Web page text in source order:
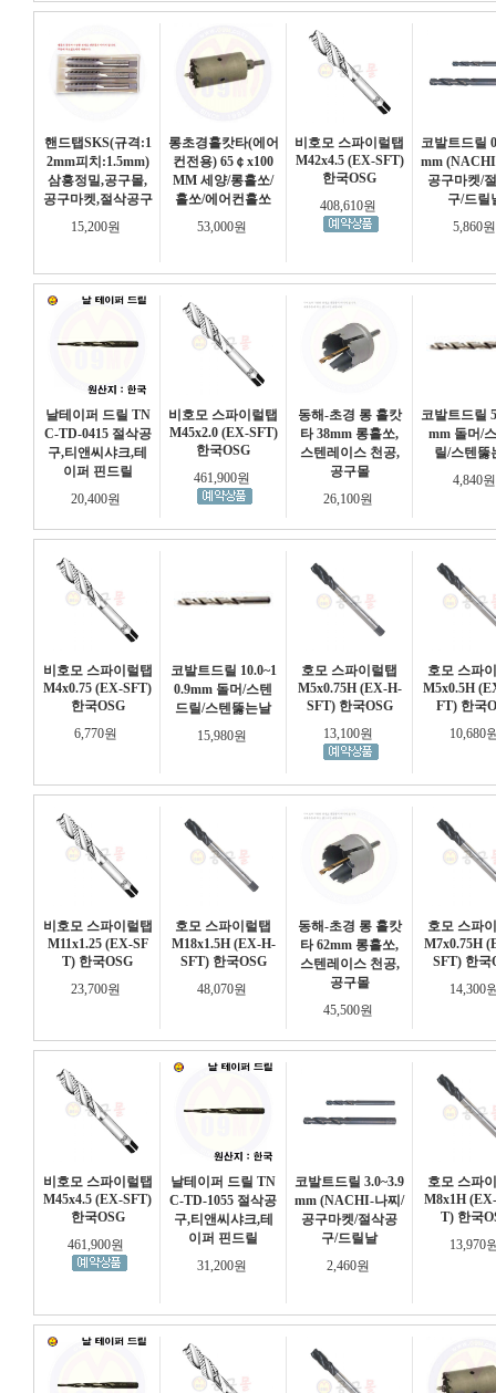
핸드탭SKS(규격:1
2mm피치:1.5mm)
삼흥정밀,공구몰,
공구마켓,절삭공구
15,200원
롱초경홀캇타(에어
컨전용) 65￠x100
MM 세양/롱홀쏘/
홀쏘/에어컨홀쏘
53,000원
비호모 스파이럴탭
M42x4.5 (EX-SFT)
한국OSG
408,610원
코발트드릴
mm
공구마켓/
구/드릴
5,860
날테이퍼 드릴 TN
C-TD-0415 절삭공
구,티앤씨샤크,테
이퍼 핀드릴
20,400원
비호모 스파이럴탭
M45x2.0 (EX-SFT)
한국OSG
461,900원
동해-초경 롱 홀캇
타 38mm 롱홀쏘,
스텐레이스 천공,
공구몰
26,100원
코발트드릴
mm 돌머/
릴/스텐뚫
4,840
비호모 스파이럴탭
M4x0.75 (EX-SFT)
한국OSG
6,770원
코발트드릴 10.0~1
0.9mm 돌머/스텐
드릴/스텐뚫는날
15,980원
호모 스파이럴탭
M5x0.75H (EX-H-
SFT) 한국OSG
13,100원
호모 스파
M5x0.5H
FT) 한국
10,680
비호모 스파이럴탭
M11x1.25 (EX-SF
T) 한국OSG
23,700원
호모 스파이럴탭
M18x1.5H (EX-H-
SFT) 한국OSG
48,070원
동해-초경 롱 홀캇
타 62mm 롱홀쏘,
스텐레이스 천공,
공구몰
45,500원
호모 스파
M7x0.75H
SFT) 한국
14,300
비호모 스파이럴탭
M45x4.5 (EX-SFT)
한국OSG
461,900원
날테이퍼 드릴 TN
C-TD-1055 절삭공
구,티앤씨샤크,테
이퍼 핀드릴
31,200원
코발트드릴 3.0~3.9
mm (NACHI-나찌/
공구마켓/절삭공
구/드릴날
2,460원
호모 스파
M8x1H
T) 한국
13,970